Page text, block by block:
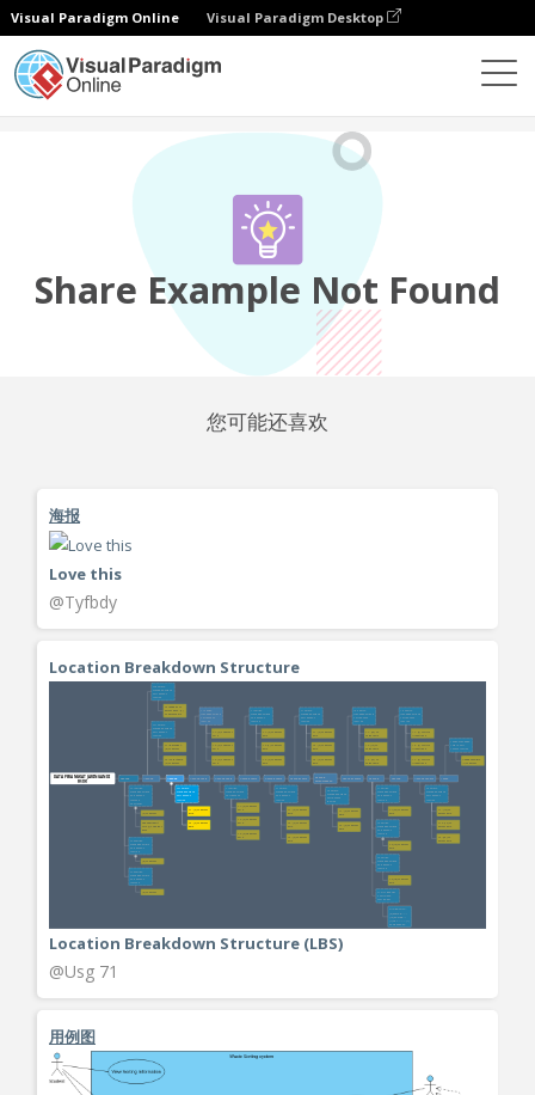
Visual Paradigm Online Visual Paradigm Desktop
Share Example Not Found
您可能还喜欢
海报
Love this
@Tyfbdy
Location Breakdown Structure
Location Breakdown Structure (LBS)
@Usg 71
用例图